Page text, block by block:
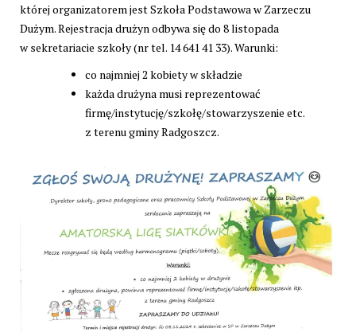
której organizatorem jest Szkoła Podstawowa w Zarzeczu
Dużym. Rejestracja drużyn odbywa się do 8 listopada
w sekretariacie szkoły (nr tel. 14 641 41 33). Warunki:
co najmniej 2 kobiety w składzie
każda drużyna musi reprezentować
firmę/instytucję/szkołę/stowarzyszenie etc.
z terenu gminy Radgoszcz.